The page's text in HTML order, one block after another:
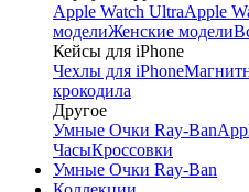
Apple Watch UltraApple
моделиЖенские модели
Кейсы для iPhone
Чехлы для iPhone
крокодила
Другое
Умные Очки Ray-Ban
ЧасыКроссовки
Умные Очки Ray-Ban